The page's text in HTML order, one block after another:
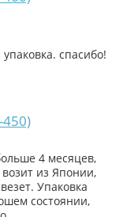
спасибо!
4 месяцев,
из Японии,
Упаковка
состоянии,